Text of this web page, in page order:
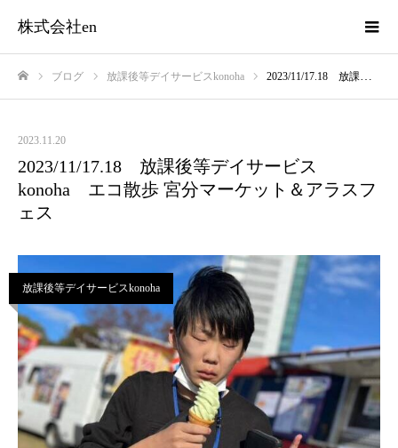
株式会社en
ブログ 放課後等デイサービスkonoha 2023/11/17.18 放課後等デイサービスkonoha エコ散歩 宮分マーケット＆アラスフェス
2023.11.20
2023/11/17.18 放課後等デイサービス
konoha エコ散歩 宮分マーケット＆アラスフ
ェス
放課後等デイサービスkonoha